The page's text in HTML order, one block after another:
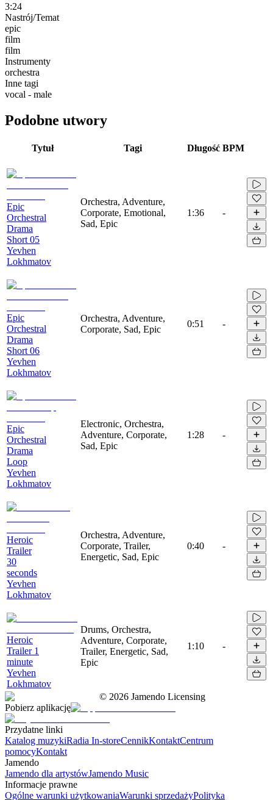
3:24
Nastrój/Temat
epic
film
film
Instrumenty
orchestra
Inne tagi
vocal - male
Podobne utwory
Tytuł Tagi Długość BPM
Epic
Orchestral
Drama
Short 05
Yevhen
Lokhmatov
Orchestra, Adventure,
Corporate, Emotional,
Sad, Epic
1:36 -
Epic
Orchestral
Drama
Short 06
Yevhen
Lokhmatov
Orchestra, Adventure,
Corporate, Sad, Epic
0:51 -
Epic
Orchestral
Drama
Loop
Yevhen
Lokhmatov
Electronic, Orchestra,
Adventure, Corporate,
Sad, Epic
1:28 -
Heroic
Trailer
30
seconds
Yevhen
Lokhmatov
Orchestra, Adventure,
Corporate, Trailer,
Energetic, Sad, Epic
0:40 -
Heroic
Trailer 1
minute
Yevhen
Lokhmatov
Drums, Orchestra,
Adventure, Corporate,
Trailer, Energetic, Sad,
Epic
1:10 -
© 2026 Jamendo Licensing
Pobierz aplikację
Przydatne linki
Katalog muzykiRadia In-storeCennikKontaktCentrum
pomocyKontakt
Jamendo
Jamendo dla artystówJamendo Music
Informacje prawne
Ogólne warunki użytkowaniaWarunki sprzedażyPolityka